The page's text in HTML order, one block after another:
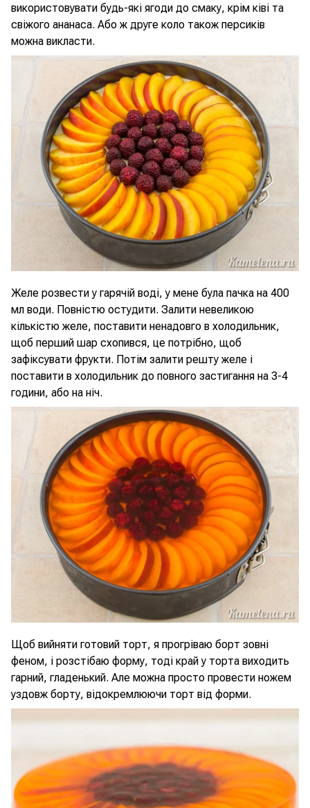
використовувати будь-які ягоди до смаку, крім ківі та
свіжого ананаса. Або ж друге коло також персиків
можна викласти.
Желе розвести у гарячій воді, у мене була пачка на 400
мл води. Повністю остудити. Залити невеликою
кількістю желе, поставити ненадовго в холодильник,
щоб перший шар схопився, це потрібно, щоб
зафіксувати фрукти. Потім залити решту желе і
поставити в холодильник до повного застигання на 3-4
години, або на ніч.
Щоб вийняти готовий торт, я прогріваю борт зовні
феном, і розстібаю форму, тоді край у торта виходить
гарний, гладенький. Але можна просто провести ножем
уздовж борту, відокремлюючи торт від форми.